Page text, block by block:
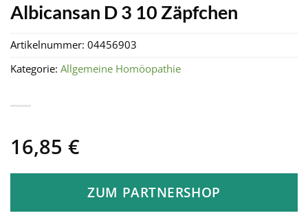
Albicansan D 3 10 Zäpfchen
16,85 €
ZUM PARTNERSHOP
Artikelnummer: 04456903
Kategorie: Allgemeine Homöopathie